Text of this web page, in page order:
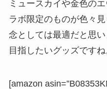
ミュースカイや金色の
ラボ限定のものが色々
念としては最適だと思
目指したいグッズですね
[amazon